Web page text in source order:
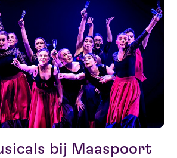
bij Maaspoort